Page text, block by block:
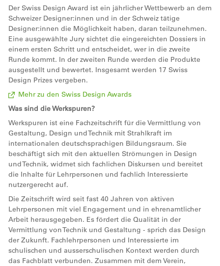
Der Swiss Design Award ist ein jährlicher Wettbewerb an dem
Schweizer Designer:innen und in der Schweiz tätige
Designer:innen die Möglichkeit haben, daran teilzunehmen.
Eine ausgewählte Jury sichtet die eingereichten Dossiers in
einem ersten Schritt und entscheidet, wer in die zweite
Runde kommt. In der zweiten Runde werden die Produkte
ausgestellt und bewertet. Insgesamt werden 17 Swiss
Design Prizes vergeben.
Mehr zu den Swiss Design Awards
Was sind die Werkspuren?
Werkspuren ist eine Fachzeitschrift für die Vermittlung von
Gestaltung, Design und Technik mit Strahlkraft im
internationalen deutschsprachigen Bildungsraum. Sie
beschäftigt sich mit den aktuellen Strömungen in Design
und Technik, widmet sich fachlichen Diskursen und bereitet
die Inhalte für Lehrpersonen und fachlich Interessierte
nutzergerecht auf.
Die Zeitschrift wird seit fast 40 Jahren von aktiven
Lehrpersonen mit viel Engagement und in ehrenamtlicher
Arbeit herausgegeben. Es fördert die Qualität in der
Vermittlung von Technik und Gestaltung - sprich das Design
der Zukunft. Fachlehrpersonen und Interessierte im
schulischen und ausserschulischen Kontext werden durch
das Fachblatt verbunden. Zusammen mit dem Verein,